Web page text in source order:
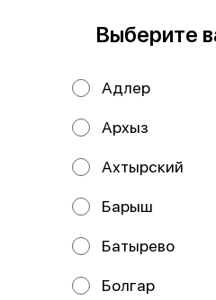
В корзину
Состав: Тесто, бургерный
курица, перец болгарский,
Выберите
Адлер
Архыз
Ахтырский
Барыш
Батырево
Болгар